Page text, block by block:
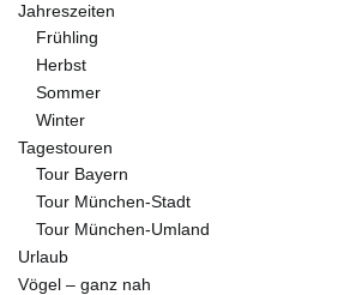
Jahreszeiten
Frühling
Herbst
Sommer
Winter
Tagestouren
Tour Bayern
Tour München-Stadt
Tour München-Umland
Urlaub
Vögel – ganz nah